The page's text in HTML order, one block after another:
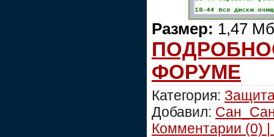
Размер: 1,47 Мб
ФОРУМЕ
Категория:
Добавил:
Комментарии (0) |